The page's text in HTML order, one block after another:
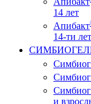
14 лет
Апибакт
14-ти
и